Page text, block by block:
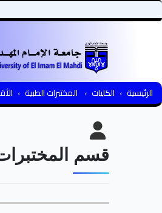
الرئيسية الكليات المختبرات الطبية
قسم